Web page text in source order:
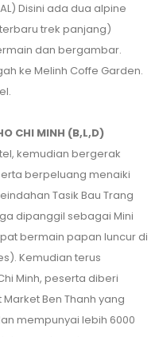
Disini ada dua alpine
trek panjang)
dan bergambar.
ke Melinh Coffe Garden.
CHI MINH (B,L,D)
kemudian bergerak
berpeluang menaiki
Tasik Bau Trang
dipanggil sebagai Mini
bermain papan luncur di
Kemudian terus
Minh, peserta diberi
Ben Thanh yang
mempunyai lebih 6000